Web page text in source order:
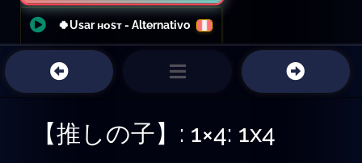
🍀Usar ʜᴏsᴛ - Alternativo
【推しの子】: 1×4: 1x4